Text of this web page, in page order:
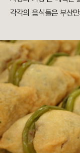
각각의 음식들은 부산